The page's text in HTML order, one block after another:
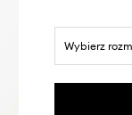
Wybierz